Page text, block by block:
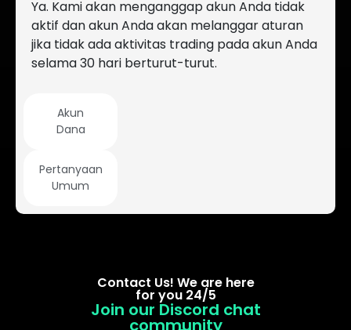
Akun
Dana
Pertanyaan
Umum
Ya. Kami akan menganggap akun Anda tidak
aktif dan akun Anda akan melanggar aturan
jika tidak ada aktivitas trading pada akun Anda
selama 30 hari berturut-turut.
Contact Us! We are here
for you 24/5
Join our Discord chat
community